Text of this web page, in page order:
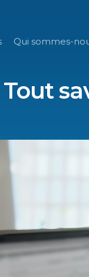
Qui sommes-
Tout